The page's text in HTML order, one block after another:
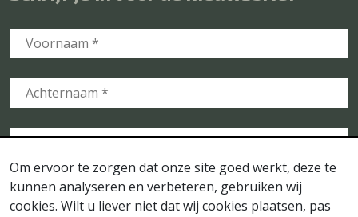
Om ervoor te zorgen dat onze site goed werkt, deze te
kunnen analyseren en verbeteren, gebruiken wij
cookies. Wilt u liever niet dat wij cookies plaatsen, pas